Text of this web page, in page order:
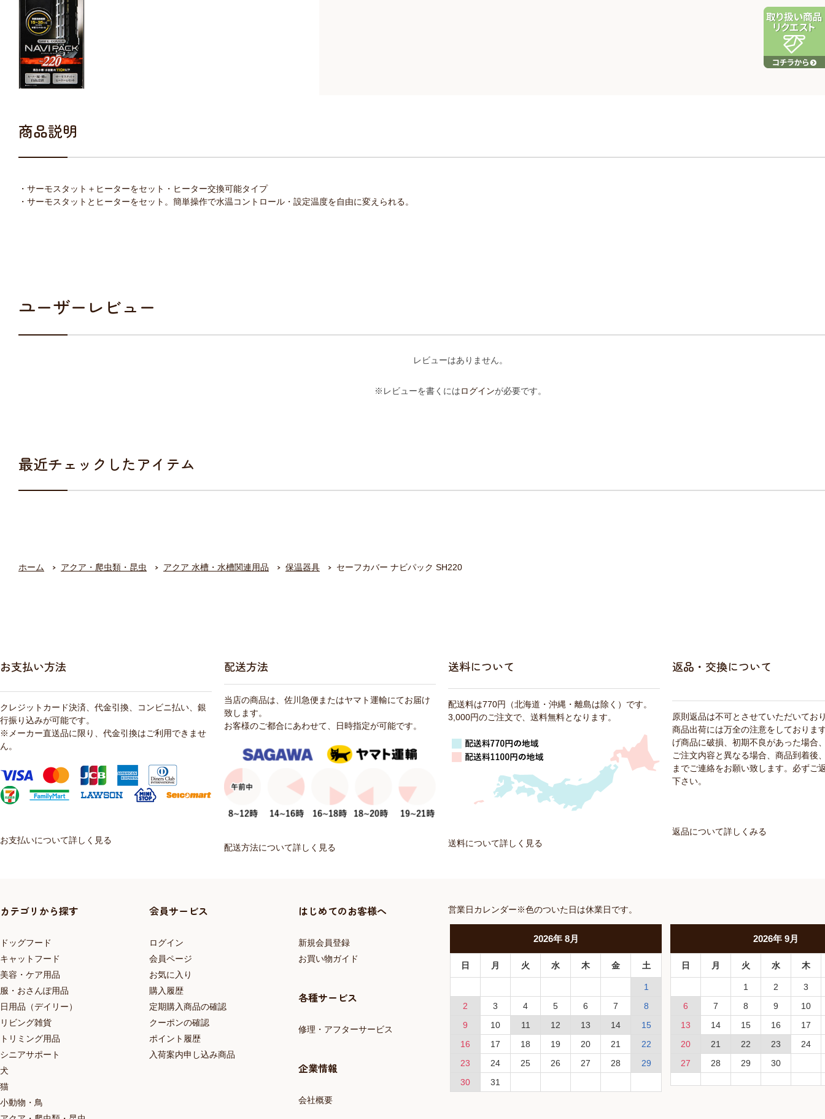
商品説明
・サーモスタット＋ヒーターをセット・ヒーター交換可能タイプ
・サーモスタットとヒーターをセット。簡単操作で水温コントロール・設定温度を自由に変えられる。
ユーザーレビュー
レビューはありません。
※レビューを書くにはログインが必要です。
最近チェックしたアイテム
ホーム アクア・爬虫類・昆虫 アクア 水槽・水槽関連用品 保温器具 セーフカバー ナビパック SH220
お支払い方法
クレジットカード決済、代金引換、コンビニ払い、銀
行振り込みが可能です。
※メーカー直送品に限り、代金引換はご利用できませ
ん。
お支払いについて詳しく見る
配送方法
当店の商品は、佐川急便またはヤマト運輸にてお届け
致します。
お客様のご都合にあわせて、日時指定が可能です。
配送方法について詳しく見る
送料について
配送料は770円（北海道・沖縄・離島は除く）です。
3,000円のご注文で、送料無料となります。
送料について詳しく見る
返品・交換について
原則返品は不可とさせていただいてお
商品出荷には万全の注意をしておりま
げ商品に破損、初期不良があった場合
ご注文内容と異なる場合、商品到着後
までご連絡をお願い致します。必ずご
下さい。
返品について詳しくみる
カテゴリから探す
ドッグフード
キャットフード
美容・ケア用品
服・おさんぽ用品
日用品（デイリー）
リビング雑貨
トリミング用品
シニアサポート
犬
猫
小動物・鳥
会員サービス
ログイン
会員ページ
お気に入り
購入履歴
定期購入商品の確認
クーポンの確認
ポイント履歴
入荷案内申し込み商品
はじめてのお客様へ
新規会員登録
お買い物ガイド
各種サービス
修理・アフターサービス
企業情報
会社概要
営業日カレンダー※色のついた日は休業日です。
2026年 8月
日 月 火 水 木 金 土
1
2
3 4 5 6 7
8
9
10 11 12 13 14
15
16
17 18 19 20 21
22
23
24 25 26 27 28
29
30
31
2026年9月
日 月 火 水 木
1 2
3
6
7 8 9
10
13
14 15 16
17
20
21 22 23
24
27
28 29 30